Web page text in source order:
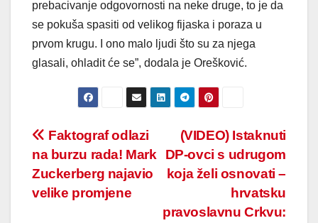
prebacivanje odgovornosti na neke druge, to je da
se pokuša spasiti od velikog fijaska i poraza u
prvom krugu. I ono malo ljudi što su za njega
glasali, ohladit će se”, dodala je Orešković.
Post
navigation
(VIDEO) Istaknuti
DP-ovci s udrugom
koja želi osnovati –
hrvatsku
pravoslavnu Crkvu:
Faktograf odlazi
na burzu rada! Mark
Zuckerberg najavio
velike promjene